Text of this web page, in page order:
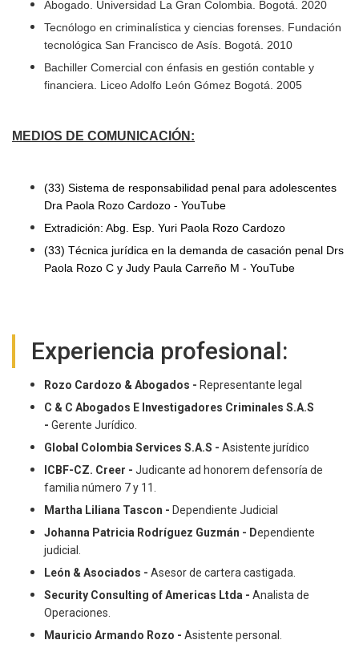
Abogado. Universidad La Gran Colombia. Bogotá. 2020
Tecnólogo en criminalística y ciencias forenses. Fundación
tecnológica San Francisco de Asís. Bogotá. 2010
Bachiller Comercial con énfasis en gestión contable y
financiera. Liceo Adolfo León Gómez Bogotá. 2005
MEDIOS DE COMUNICACIÓN:
(33) Sistema de responsabilidad penal para adolescentes
Dra Paola Rozo Cardozo - YouTube
Extradición: Abg. Esp. Yuri Paola Rozo Cardozo
(33) Técnica jurídica en la demanda de casación penal Drs
Paola Rozo C y Judy Paula Carreño M - YouTube
Experiencia profesional:
Rozo Cardozo & Abogados - Representante legal
C & C Abogados E Investigadores Criminales S.A.S
- Gerente Jurídico.
Global Colombia Services S.A.S - Asistente jurídico
ICBF-CZ. Creer - Judicante ad honorem defensoría de
familia número 7 y 11.
Martha Liliana Tascon - Dependiente Judicial
Johanna Patricia Rodríguez Guzmán - Dependiente
judicial.
León & Asociados - Asesor de cartera castigada.
Security Consulting of Americas Ltda - Analista de
Operaciones.
Mauricio Armando Rozo - Asistente personal.